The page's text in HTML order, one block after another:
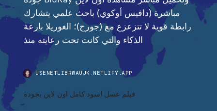
مباشرة (دافيس أوكوي) باحث علمي يتشارك
رابطة قوية لا تتزعزع مع (جورج)؛ الغوريلا بارعة
الذكاء والتي كانت تحت رعايته منذ
USENETLIBRWAUJK.NETLIFY.APP
فيلم عسل اسود كامل اون لاين بجودة